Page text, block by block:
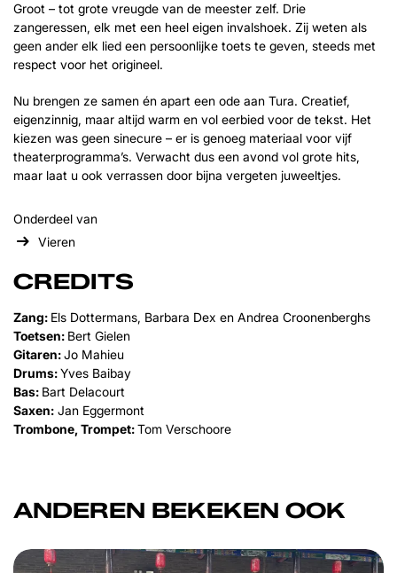
Groot – tot grote vreugde van de meester zelf. Drie
zangeressen, elk met een heel eigen invalshoek. Zij weten als
geen ander elk lied een persoonlijke toets te geven, steeds met
respect voor het origineel.
Nu brengen ze samen én apart een ode aan Tura. Creatief,
eigenzinnig, maar altijd warm en vol eerbied voor de tekst. Het
kiezen was geen sinecure – er is genoeg materiaal voor vijf
theaterprogramma’s. Verwacht dus een avond vol grote hits,
maar laat u ook verrassen door bijna vergeten juweeltjes.
Onderdeel van
Vieren
CREDITS
Zang: Els Dottermans, Barbara Dex en Andrea Croonenberghs
Toetsen: Bert Gielen
Gitaren:Jo Mahieu
Drums:Yves Baibay
Bas: Bart Delacourt
Saxen: Jan Eggermont
Trombone, Trompet:Tom Verschoore
ANDEREN BEKEKEN OOK
Overslaan